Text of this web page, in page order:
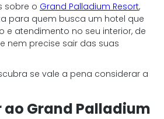
sobre o Grand Palladium Resort,
para quem busca um hotel que
e atendimento no seu interior, de
nem precise sair das suas
se vale a pena considerar a
Grand Palladium